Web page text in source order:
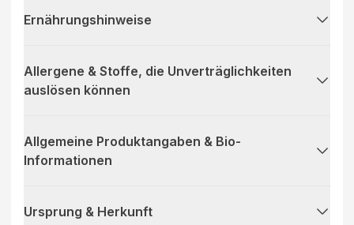
Ernährungshinweise
Allergene & Stoffe, die Unverträglichkeiten
auslösen können
Allgemeine Produktangaben & Bio-
Informationen
Ursprung & Herkunft